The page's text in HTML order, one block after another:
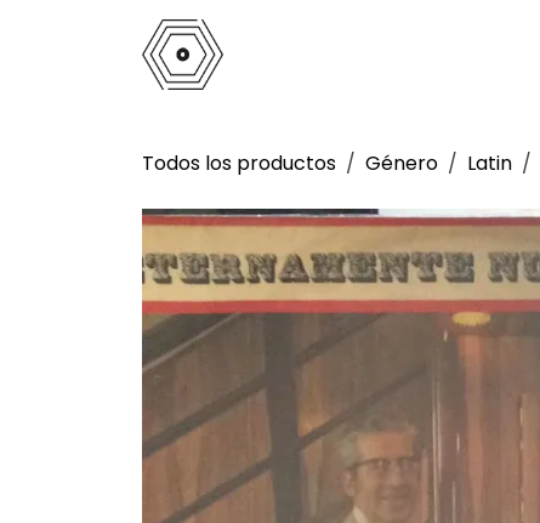
Todos los productos Género Latin